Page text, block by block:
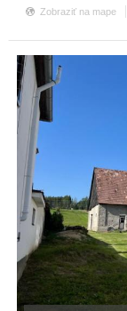
Zobraziť na mape